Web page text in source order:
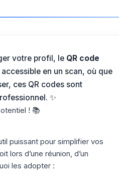
votre profil, le QR code
en un scan, où que
ces QR codes sont
✨
! 📚
puissant pour simplifier vos
d’une réunion, d’un
les adopter :